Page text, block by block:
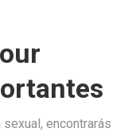
encontrarás